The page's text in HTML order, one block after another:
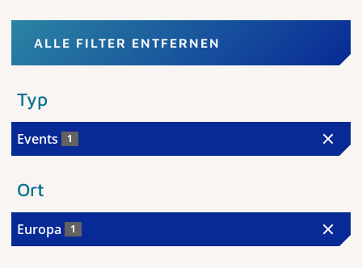
ALLE FILTER ENTFERNEN
Typ
Events 1
Ort
Europa 1